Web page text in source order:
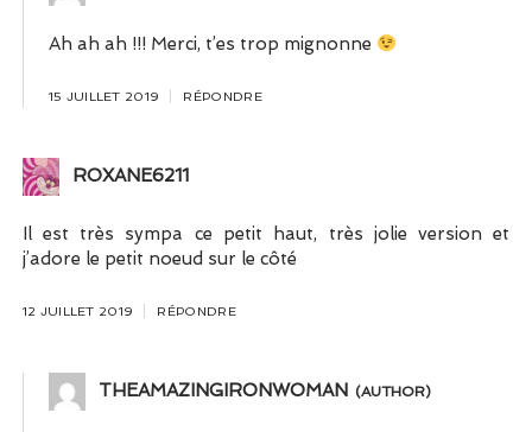
Ah ah ah !!! Merci, t’es trop mignonne
15 JUILLET 2019 RÉPONDRE
ROXANE6211
Il est très sympa ce petit haut, très jolie version et
j’adore le petit noeud sur le côté
12 JUILLET 2019 RÉPONDRE
THEAMAZINGIRONWOMAN